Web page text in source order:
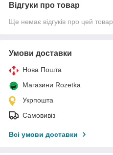
Відгуки про товар
Ще немає відгуків про цей товар
Умови доставки
Нова Пошта
Магазини Rozetka
Укрпошта
Самовивіз
Всі умови доставки